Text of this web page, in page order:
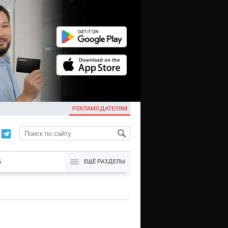
РЕКЛАМОДАТЕЛЯМ
KG
ЕЩЁ РАЗДЕЛЫ